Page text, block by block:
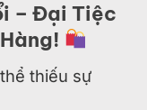
– Đại Tiệc
thiếu sự